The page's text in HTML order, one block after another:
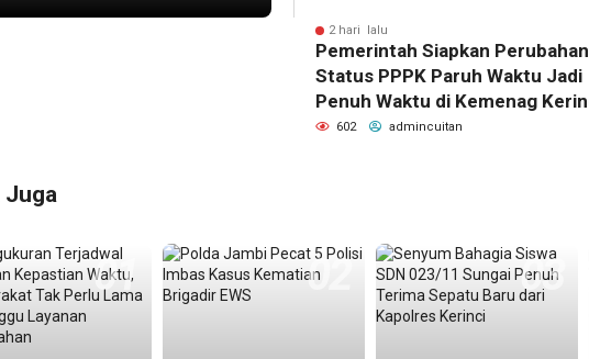
2 hari lalu
Pemerintah Siapkan Perubahan
Status PPPK Paruh Waktu Jadi
Penuh Waktu di Kemenag
602 admincuitan
Juga